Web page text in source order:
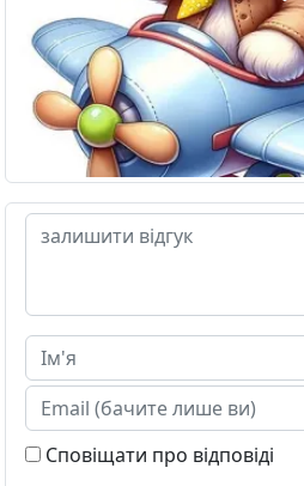
Сповіщати про відповіді